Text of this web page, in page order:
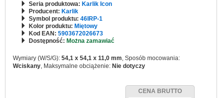
Seria produktowa: Karlik Icon
Producent: Karlik
Symbol produktu: 46IRP-1
Kolor produktu: Miętowy
Kod EAN: 5903672026673
Dostępność: Można zamawiać
Wymiary (W/S/G): 54,1 x 54,1 x 11,0 mm, Sposób mocowania:
Wciskany, Maksymalne obciążenie: Nie dotyczy
CENA BRUTTO